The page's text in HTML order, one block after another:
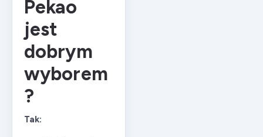
Pekao
jest
dobrym
wyborem
?
Tak: